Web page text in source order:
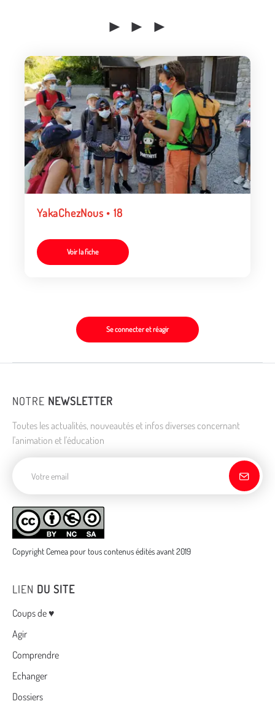
► ► ►
YakaChezNous • 18
Voir la fiche
Se connecter et réagir
NOTRE NEWSLETTER
Toutes les actualités, nouveautés et infos diverses concernant
l'animation et l'éducation
Copyright Cemea pour tous contenus édités avant 2019
LIEN DU SITE
Menu
Coups de ♥
Agir
Comprendre
Echanger
Dossiers